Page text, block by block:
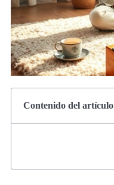
Contenido del artículo